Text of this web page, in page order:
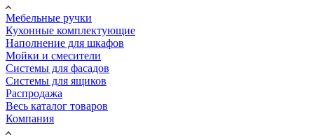
Мебельные ручки
Кухонные комплектующие
Наполнение для шкафов
Мойки и смесители
Системы для фасадов
Системы для ящиков
Распродажа
Весь каталог товаров
Компания